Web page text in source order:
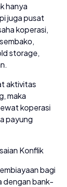
hanya
juga pusat
koperasi,
storage,
aktivitas
maka
koperasi
payung
Konflik
bagi
dengan bank-